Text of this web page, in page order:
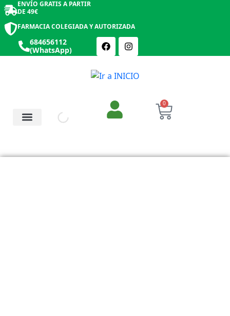
ENVÍO GRATIS A PARTIR
DE 49€
FARMACIA COLEGIADA Y AUTORIZADA
684656112
(WhatsApp)
0